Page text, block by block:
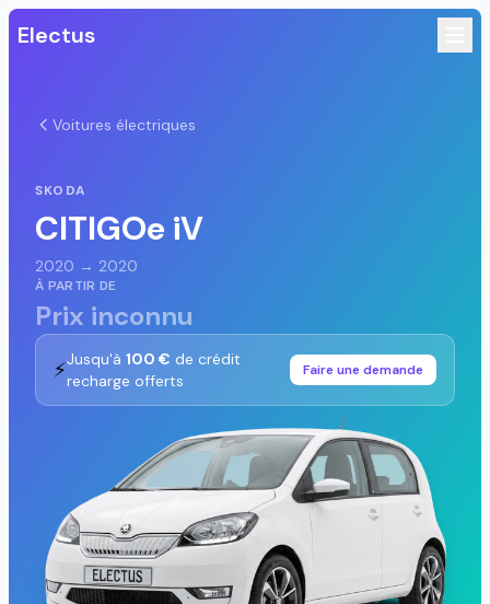
Electus
Voitures électriques
SKODA
CITIGOe iV
2020 → 2020
À PARTIR DE
Prix inconnu
⚡Jusqu'à 100 € de crédit
recharge offerts
Faire une demande